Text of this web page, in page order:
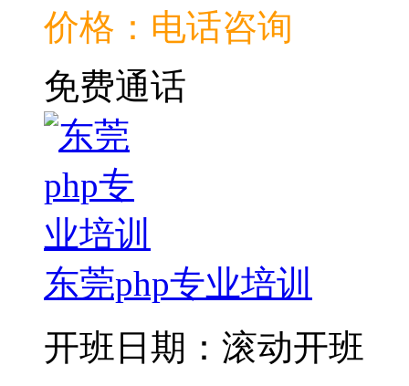
价格：电话咨询
免费通话
东莞php专业培训
开班日期：滚动开班